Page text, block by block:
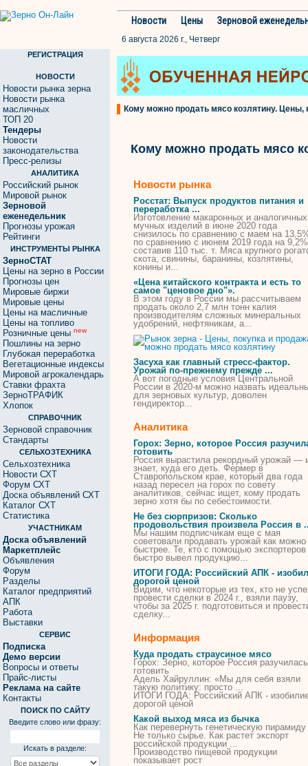
Новости Цены Зерновой
6 августа 2026 г., Четверг
РЕГИСТРАЦИЯ
НОВОСТИ
Новости рынка зерна
Новости рынка
масличных
ТОП 20
Тендеры
Новости
законодательства
Пресс-релизы
АНАЛИТИКА
Российский рынок
Мировой рынок
Зерновой
еженедельник
Прогнозы урожая
Рейтинги
ИНСТРУМЕНТЫ РЫНКА
ЗерноСТАТ
Цены на зерно в России
Прогнозы цен
Мировые биржи
Мировые цены
Цены на масличные
Цены на топливо
Розничные цены new
Пошлины на зерно
Глубокая переработка
Вегетационные индексы
Мировой агрокалендарь
Ставки фрахта
ЗерноТРАФИК
Хлопок
СПРАВОЧНИК
Зерновой справочник
Стандарты
СЕЛЬХОЗТЕХНИКА
Сельхозтехника
Новости СХТ
Форум СХТ
Доска объявлений СХТ
Каталог СХТ
Статистика
УЧАСТНИКАМ
Доска объявлений
Маркетплейс
Объявления
Форум
Разделы
Каталог предприятий
АПК
Работа
Выставки
СЕРВИС
Подписка
Демо версии
Вопросы и ответы
Прайс-листы
Реклама на сайте
Контакты
ПОИСК ПО САЙТУ
Введите слово или фразу:
Искать в разделе:
Кому можно продать мясо козлятину. Цены,
Кому можно продать мясо
Новости рынка
Росстат: Выпуск продуктов питания и
переработка ...
Изготовление макаронных и аналогичных
мучных изделий в июне 2020 года
снизилось по сравнению с маем на
по сравнению с июнем 2019 года на
составив 110 тыс. т. Мяса крупного
скота, свинины, баранины, козлятины,
конины и...
«Цена китайского контракта и есть то
самое "ценовое дно"».
В этом году в России мы рассчитываем
продать около 2,7 млн тонн калия
производителям сложных минеральных
удобрений, нефтяникам, а...
Засуха как главный стресс-фактор.
Урожай по-прежнему прежде ...
А вот погодные условия Центральной
России в 2020-м можно назвать
для зерновых культур, доволен
гендиректор...
Аналитика
Горох: Зерно, которое Россия
готовить
Россия вырастила рекордный урожай —
знает, куда его деть. Фермер в
Ставропольском крае, который два года
назад пересел на горох по совету
аналитиков, сейчас ищет, кому продать
зерно хотя бы по себестоимости.
Не без сюрпризов: Сколько
продовольствия произвела Россия в
Мы нашим подписчикам еще с мая
советовали продавать урожай как можно
быстрее. Те, ктос помощью экспортеров
быстро вывел продукцию...
ИТОГИ ГОДА: Российский АПК -
дорогой ценой
Видим, что некоторые из тех, кто не
провести сделки в 2024 г., взяли паузу,
чтобы за 2025 г. подготовиться и
сделку...
Информация
Куда продать страусиное мясо
Горох: Зерно, которое Россия разучилась
готовить
Адель Хайруллин: «Мы для себя взяли
такую политику: просто ...
ИТОГИ ГОДА: Российский АПК -
дорогой ценой
Какой выход мяса из бычка
Как перевернуть генетическую пирамиду
Не только сырье. Как растет экспорт
российской продукции ...
Производство пищевой продукции
показывает рост